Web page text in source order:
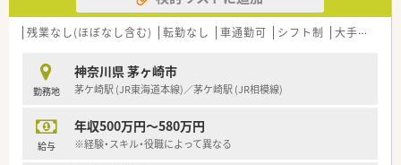
残業なし(ほぼなし含む) 転勤なし 車通勤可 シフト制 大手チェーン以外
勤務地
神奈川県 茅ヶ崎市
茅ケ崎駅 (JR東海道本線)／茅ケ崎駅 (JR相模線)
給与
年収500万円～580万円
※経験・スキル・役職によって異なる